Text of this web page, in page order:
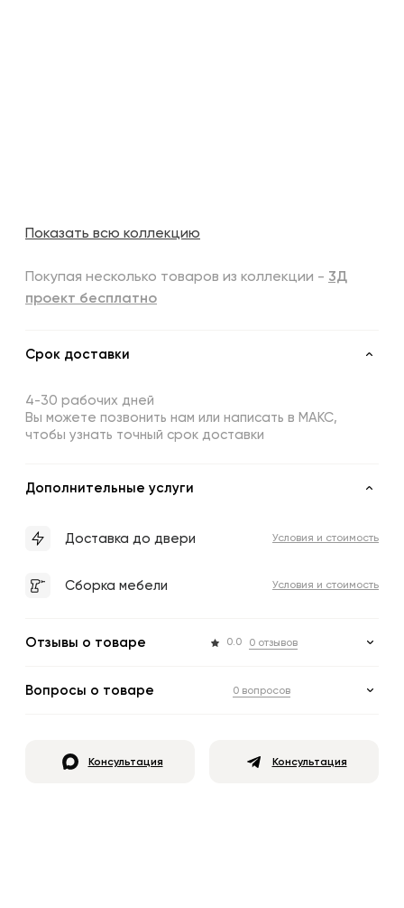
Показать всю коллекцию
Покупая несколько товаров из коллекции - 3Д
проект бесплатно
Срок доставки
4-30 рабочих дней
Вы можете позвонить нам или написать в МАКС,
чтобы узнать точный срок доставки
Дополнительные услуги
Доставка до двери Условия и стоимость
Сборка мебели Условия и стоимость
Отзывы о товаре 0.0 0 отзывов
Вопросы о товаре 0 вопросов
Консультация Консультация